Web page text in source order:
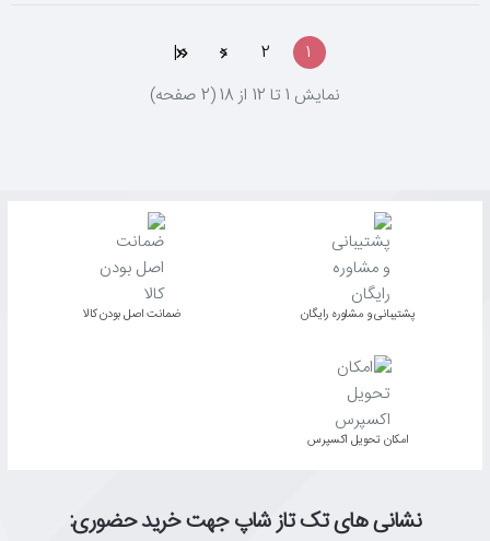
1
2
>
>|
نمايش 1 تا 12 از 18 (2 صفحه)
پشتیبانی و مشاوره رایگان ﺿﻤﺎﻧﺖ اﺻﻞ ﺑﻮدن ﮐﺎﻟﺎ
اﻣﮑﺎن ﺗﺤﻮﯾﻞ اﮐﺴﭙﺮس
نشانی های تک تاز شاپ جهت خرید حضوری: